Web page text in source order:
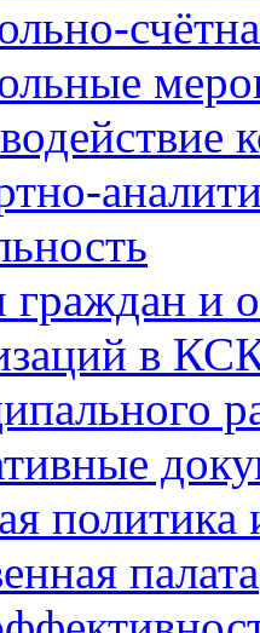
и
в
политика
палата